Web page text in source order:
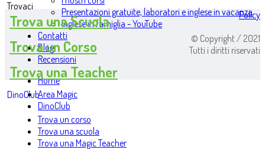
Presentazioni gratuite, laboratori e inglese in vacanza
Inglese in famiglia - YouTube
Contatti
Blog
Recensioni
Home
Area Magic
DinoClub
Trova un corso
Trova una scuola
Trova una Magic Teacher
Trovaci
Trova una Scuola
Trova un Corso
Trova una Teacher
DinoClub
Policy
© Copyright / 2021
Tutti i diritti riservati